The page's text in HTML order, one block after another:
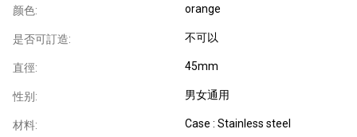
颜色: orange
是否可訂造: 不可以
直徑: 45mm
性别: 男女通用
材料: Case : Stainless steel